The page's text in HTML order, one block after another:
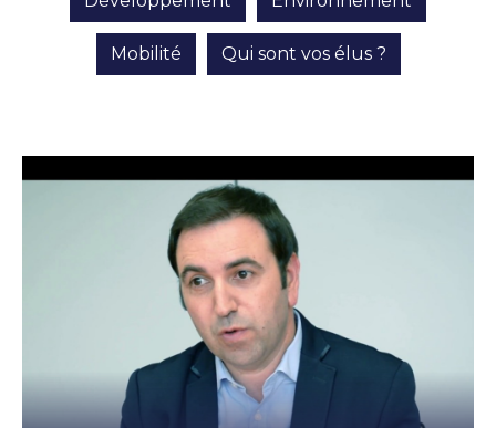
Mobilité Qui sont vos élus ?